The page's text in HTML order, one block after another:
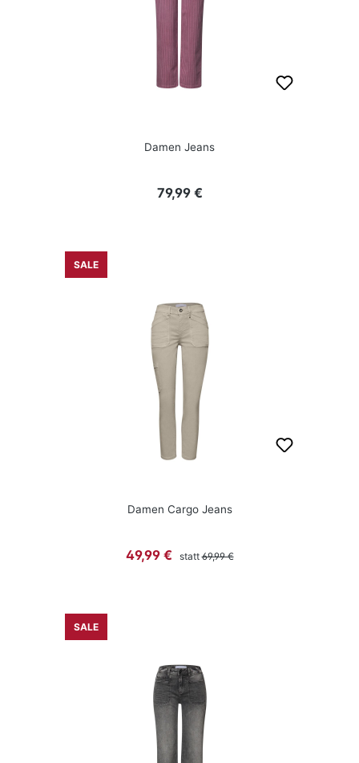
Damen Jeans
Regulärer Preis:
79,99 €
SALE
Damen Cargo Jeans
Verkaufspreis:
49,99 € statt Regulärer Preis:
69,99 €
SALE